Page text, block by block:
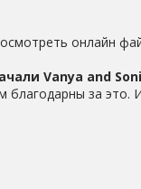
онлайн
Vanya and
за это.